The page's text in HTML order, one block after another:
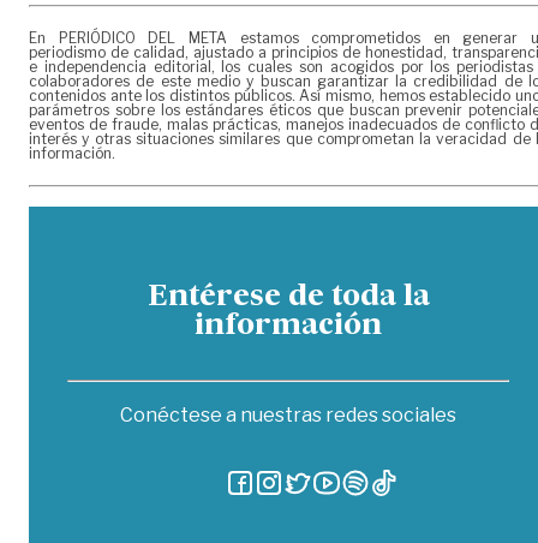
En PERIÓDICO DEL META estamos comprometidos en generar
periodismo de calidad, ajustado a principios de honestidad,
e independencia editorial, los cuales son acogidos por los periodistas
colaboradores de este medio y buscan garantizar la credibilidad de
contenidos ante los distintos públicos. Así mismo, hemos establecido
parámetros sobre los estándares éticos que buscan prevenir
eventos de fraude, malas prácticas, manejos inadecuados de conflicto
interés y otras situaciones similares que comprometan la veracidad de
información.
Entérese de toda la
información
Conéctese a nuestras redes sociales